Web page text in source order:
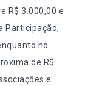
R$ 3.000,00 e
Participação,
no
de R$
e